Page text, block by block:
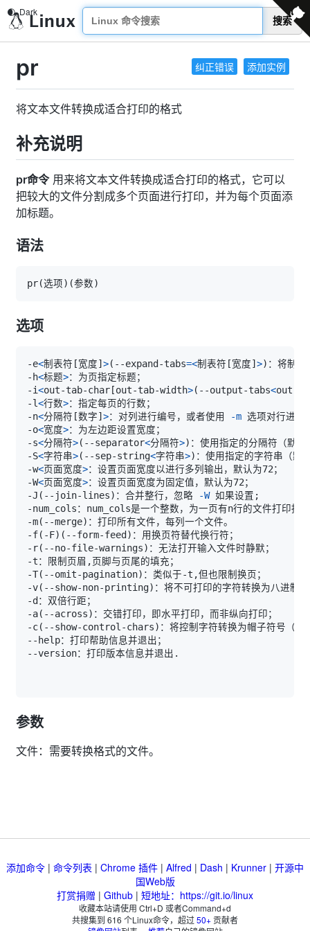
搜索
纠正错误 添加实例
pr
将文本文件转换成适合打印的格式
补充说明
pr命令用来将文本文件转换成适合打印的格式，它可以
把较大的文件分割成多个页面进行打印，并为每个页面添
加标题。
语法
pr(选项) (参数)
选项
-e<制表符 [宽度] >( --expand-tabs=<制表符 [宽度] >) ：将制
-h<标题>
-i<out-tab-char [out-tab-width>( --output-tabs<out-
-l<行数>
-n<分隔符 [数字] >：对列进行编号，或者使用
-m
-o<宽度>
-s<分隔符>( --separator<分隔符>)
-S<字符串>( --sep-string<字符串>)
-w<页面宽度>
-W<页面宽度>
-J ( --join-lines) ：合并整行，忽略 -W 如果设置 ;
-m( --merge)
-f( -F) ( --form-feed )
-r( --no-file-warnings)
-T( --omit-pagination)
-v( --show-non-printing)
-a( --across)
-c( --show-control-chars)
参数
文件：需要转换格式的文件。
添加命令 | 命令列表 | Chrome 插件 | Alfred | Dash | Krunner | 开源中
国Web版
打赏捐赠 | Github | 短地址：https://git.io/linux
收藏本站请使用 Ctrl+D 或者Command+d
共搜集到 616 个Linux命令，超过50+贡献者